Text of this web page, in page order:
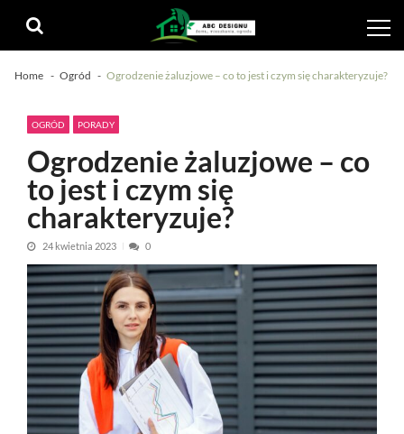
navigation
content
Home Ogród Ogrodzenie żaluzjowe – co to jest i czym się charakteryzuje?
OGRÓD PORADY
Ogrodzenie żaluzjowe – co
to jest i czym się
charakteryzuje?
24 kwietnia 2023 0